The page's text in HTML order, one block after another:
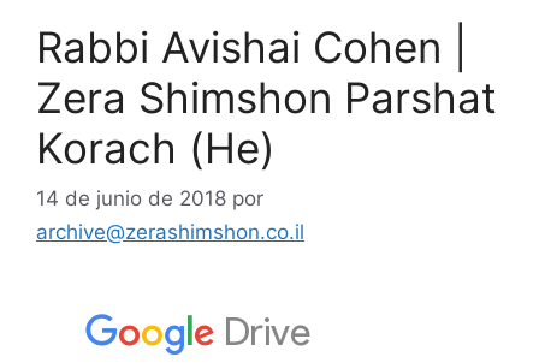
Rabbi Avishai Cohen |
Zera Shimshon Parshat
Korach (He)
14 de junio de 2018 por
archive@zerashimshon.co.il